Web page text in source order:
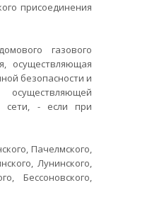
присоединения
газового
осуществляющая
безопасности и
осуществляющей
сети, - если при
Пачелмского,
Лунинского,
Бессоновского,